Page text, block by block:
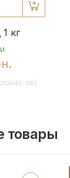
кг
ов)
товары